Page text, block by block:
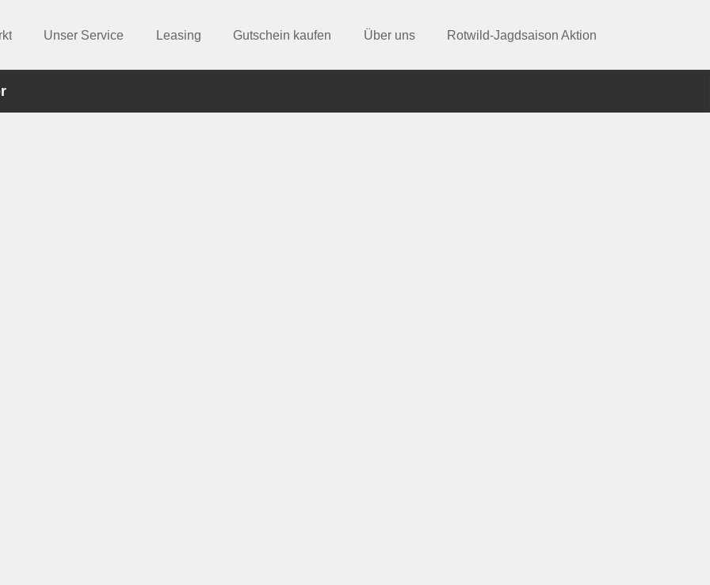
Unser Service Leasing Gutschein kaufen Über uns Rotwild-Jagdsaison Aktion